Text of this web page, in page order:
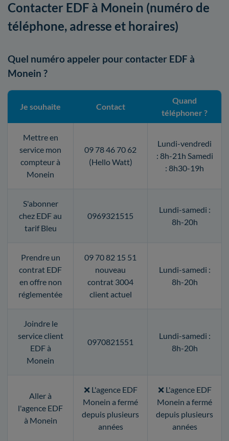
Contacter EDF à Monein (numéro de
téléphone, adresse et horaires)
Quel numéro appeler pour contacter EDF à
Monein ?
Je souhaite Contact
Quand
téléphoner ?
Mettre en
service mon
compteur à
Monein
09 78 46 70 62
(Hello Watt)
Lundi-vendredi
: 8h-21h Samedi
: 8h30-19h
S'abonner
chez EDF au
tarif Bleu
0969321515
Lundi-samedi :
8h-20h
Prendre un
contrat EDF
en offre non
réglementée
09 70 82 15 51
nouveau
contrat 3004
client actuel
Lundi-samedi :
8h-20h
Joindre le
service client
EDF à
Monein
0970821551
Lundi-samedi :
8h-20h
Aller à
l'agence EDF
à Monein
❌ L'agence EDF
Monein a fermé
depuis plusieurs
années
❌ L'agence EDF
Monein a fermé
depuis plusieurs
années